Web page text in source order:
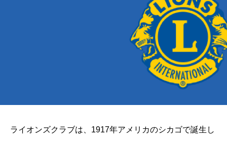
ライオンズクラブは、1917年アメリカのシカゴで誕生し